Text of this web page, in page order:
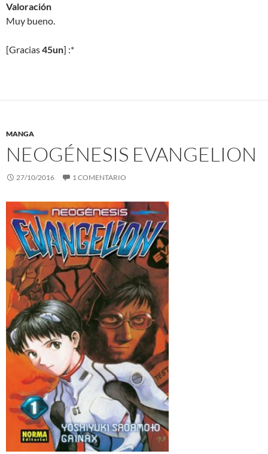
Valoración
Muy bueno.
[Gracias45un] :*
MANGA
NEOGÉNESIS EVANGELION
27/10/2016 1 COMENTARIO